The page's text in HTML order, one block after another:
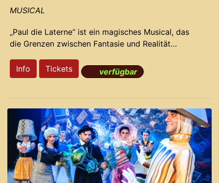
MUSICAL
„Paul die Laterne“ ist ein magisches Musical, das
die Grenzen zwischen Fantasie und Realität
Erfolgsproduzenten des Gloria-Theaters nehmen
Dich mit auf eine irrwitzige Reise voller Romantik,
Musical LICHTERLOH aus dem Jahr 2012 gelingt
Komponist Jochen Frank Schmidt und seinem
Team ein Remake, das das Originals mit neuen
bahnbrechenden Ideen vergoldet.
Pa
Info Tickets verfügbar